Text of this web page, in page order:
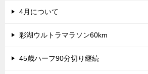
4月について
彩湖ウルトラマラソン60km
45歳ハーフ90分切り継続